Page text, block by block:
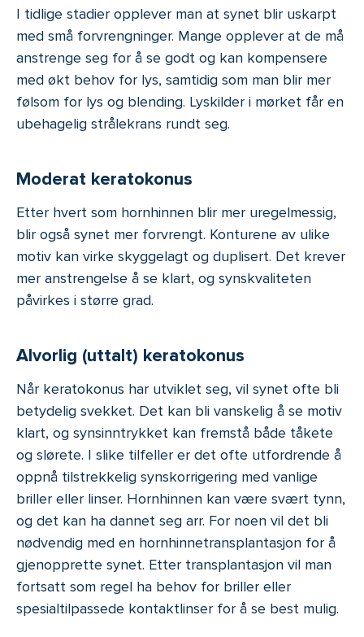
I tidlige stadier opplever man at synet blir uskarpt
med små forvrengninger. Mange opplever at de må
anstrenge seg for å se godt og kan kompensere
med økt behov for lys, samtidig som man blir mer
følsom for lys og blending. Lyskilder i mørket får en
ubehagelig strålekrans rundt seg.
Moderat keratokonus
Etter hvert som hornhinnen blir mer uregelmessig,
blir også synet mer forvrengt. Konturene av ulike
motiv kan virke skyggelagt og duplisert. Det krever
mer anstrengelse å se klart, og synskvaliteten
påvirkes i større grad.
Alvorlig (uttalt) keratokonus
Når keratokonus har utviklet seg, vil synet ofte bli
betydelig svekket. Det kan bli vanskelig å se motiv
klart, og synsinntrykket kan fremstå både tåkete
og slørete. I slike tilfeller er det ofte utfordrende å
oppnå tilstrekkelig synskorrigering med vanlige
briller eller linser. Hornhinnen kan være svært tynn,
og det kan ha dannet seg arr. For noen vil det bli
nødvendig med en hornhinnetransplantasjon for å
gjenopprette synet. Etter transplantasjon vil man
fortsatt som regel ha behov for briller eller
spesialtilpassede kontaktlinser for å se best mulig.